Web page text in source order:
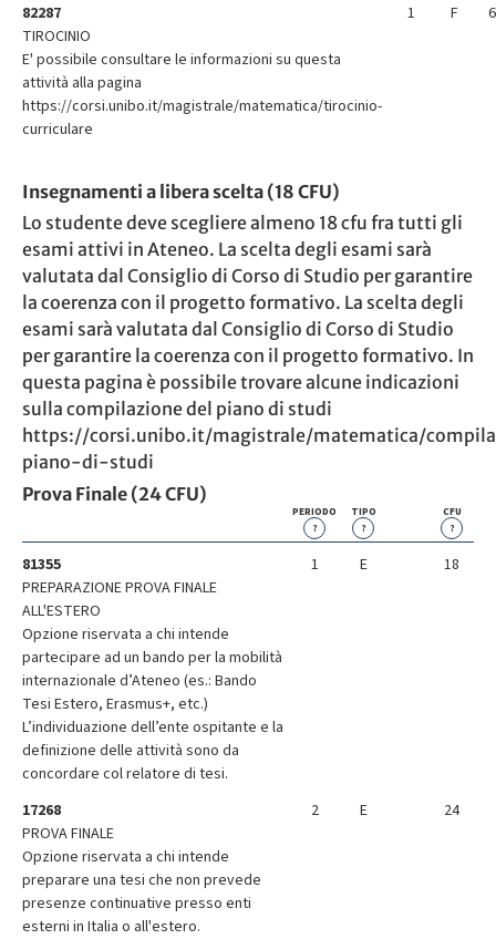
82287
TIROCINIO
E' possibile consultare le informazioni su questa
attività alla pagina
https://corsi.unibo.it/magistrale/matematica/tirocinio-
curriculare
1 F 6
Insegnamenti a libera scelta (18 CFU)
Lo studente deve scegliere almeno 18 cfu fra tutti gli
esami attivi in Ateneo. La scelta degli esami sarà
valutata dal Consiglio di Corso di Studio per garantire
la coerenza con il progetto formativo. La scelta degli
esami sarà valutata dal Consiglio di Corso di Studio
per garantire la coerenza con il progetto formativo. In
questa pagina è possibile trovare alcune indicazioni
sulla compilazione del piano di studi
https://corsi.unibo.it/magistrale/matematica/
piano-di-studi
Prova Finale (24 CFU)
PERIODO
?
TIPO
?
CFU
?
81355
PREPARAZIONE PROVA FINALE
ALL'ESTERO
Opzione riservata a chi intende
partecipare ad un bando per la mobilità
internazionale d’Ateneo (es.: Bando
Tesi Estero, Erasmus+, etc.)
L’individuazione dell’ente ospitante e la
definizione delle attività sono da
concordare col relatore di tesi.
1 E 18
17268
PROVA FINALE
Opzione riservata a chi intende
preparare una tesi che non prevede
presenze continuative presso enti
esterni in Italia o all'estero.
2 E 24